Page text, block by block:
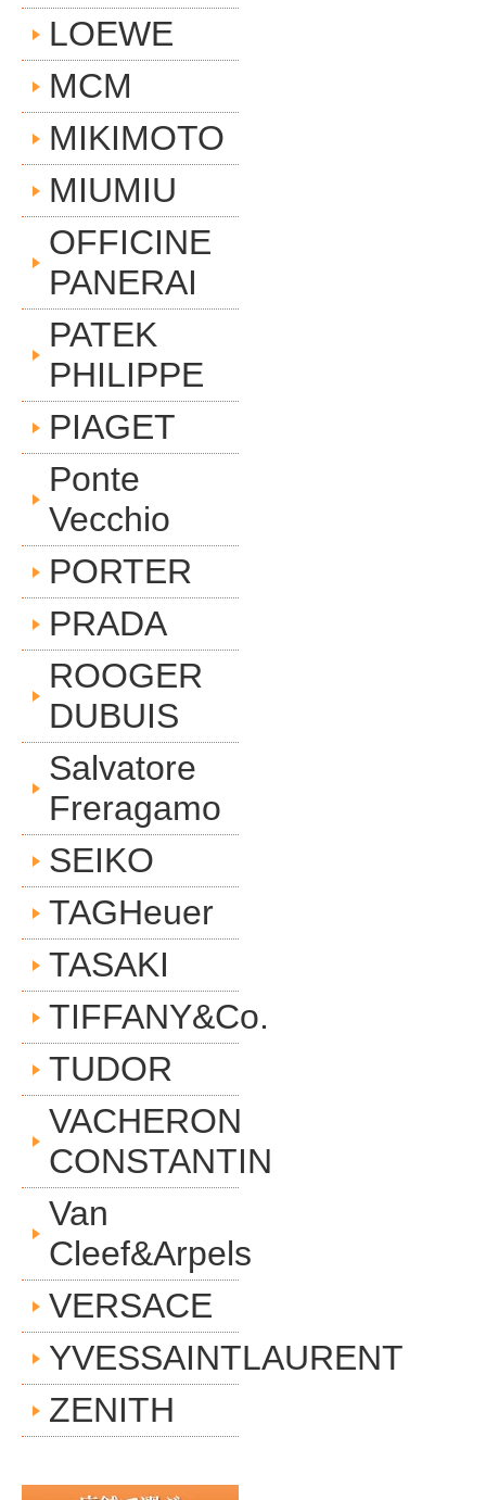
LOEWE
MCM
MIKIMOTO
MIUMIU
OFFICINE
PANERAI
PATEK
PHILIPPE
PIAGET
Ponte
Vecchio
PORTER
PRADA
ROOGER
DUBUIS
Salvatore
Freragamo
SEIKO
TAGHeuer
TASAKI
TIFFANY&Co.
TUDOR
VACHERON
CONSTANTIN
Van
Cleef&Arpels
VERSACE
YVESSAINTLAURENT
ZENITH